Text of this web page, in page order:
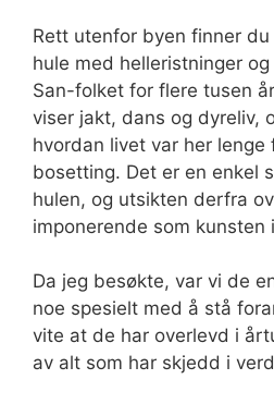
Rett utenfor byen finner du
hule med helleristninger
San-folket for flere tusen
viser jakt, dans og dyreliv,
hvordan livet var her lenge
bosetting. Det er en enkel
hulen, og utsikten derfra
imponerende som kunsten
Da jeg besøkte, var vi de
noe spesielt med å stå
vite at de har overlevd i
av alt som har skjedd i